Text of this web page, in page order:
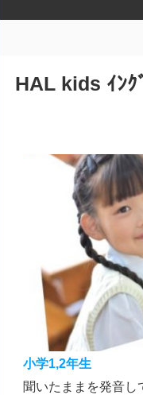
HAL kids ｲﾝｸ
小学1,2年生
聞いたままを発音し